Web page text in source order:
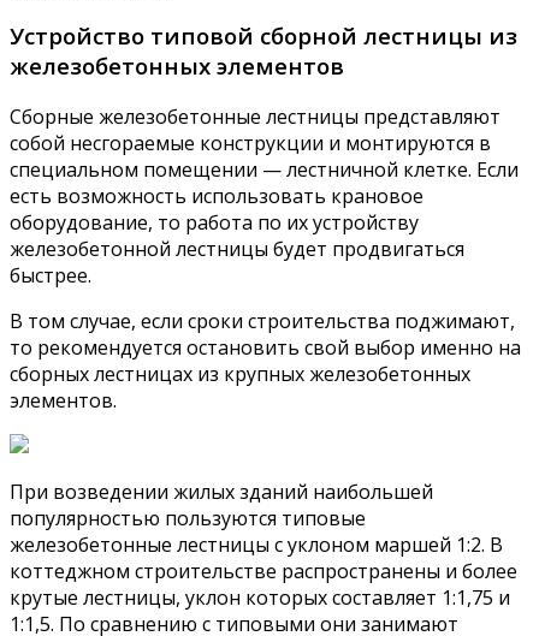
Устройство типовой сборной лестницы из
железобетонных элементов
Сборные железобетонные лестницы представляют
собой несгораемые конструкции и монтируются в
специальном помещении — лестничной клетке. Если
есть возможность использовать крановое
оборудование, то работа по их устройству
железобетонной лестницы будет продвигаться
быстрее.
В том случае, если сроки строительства поджимают,
то рекомендуется остановить свой выбор именно на
сборных лестницах из крупных железобетонных
элементов.
При возведении жилых зданий наибольшей
популярностью пользуются типовые
железобетонные лестницы с уклоном маршей 1:2. В
коттеджном строительстве распространены и более
крутые лестницы, уклон которых составляет 1:1,75 и
1:1,5. По сравнению с типовыми они занимают